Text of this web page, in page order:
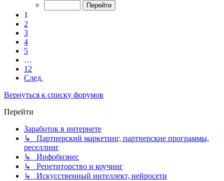
1
2
3
4
5
…
12
След.
Вернуться к списку форумов
Перейти
Заработок в интернете
↳ Партнерский маркетинг, партнерские программы,
реселлинг
↳ Инфобизнес
↳ Репетиторство и коучинг
↳ Искусственный интеллект, нейросети